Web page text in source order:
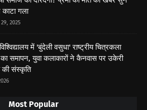
काटा गला
2025
में 'बुंदेली वसुधा' राष्ट्रीय चित्रकला
का समापन, युवा कलाकारों ने कैनवास पर उकेरी
संस्कृति
Most Popular